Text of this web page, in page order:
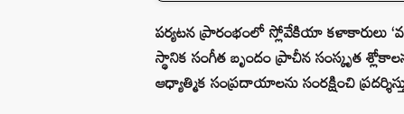
పర్యటన ప్రారంభంలో స్లోవేకియా కళాకారులు
స్థానిక సంగీత బృందం ప్రాచీన సంస్కృత
ఆధ్యాత్మిక సంప్రదాయాలను సంరక్షించి